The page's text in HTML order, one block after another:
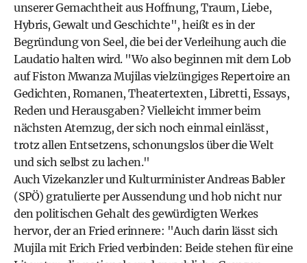
unserer Gemachtheit aus Hoffnung, Traum, Liebe,
Hybris, Gewalt und Geschichte", heißt es in der
Begründung von Seel, die bei der Verleihung auch die
Laudatio halten wird. "Wo also beginnen mit dem Lob
auf Fiston Mwanza Mujilas vielzüngiges Repertoire an
Gedichten, Romanen, Theatertexten, Libretti, Essays,
Reden und Herausgaben? Vielleicht immer beim
nächsten Atemzug, der sich noch einmal einlässt,
trotz allen Entsetzens, schonungslos über die Welt
und sich selbst zu lachen."
Auch Vizekanzler und Kulturminister Andreas Babler
(SPÖ) gratulierte per Aussendung und hob nicht nur
den politischen Gehalt des gewürdigten Werkes
hervor, der an Fried erinnere: "Auch darin lässt sich
Mujila mit Erich Fried verbinden: Beide stehen für eine